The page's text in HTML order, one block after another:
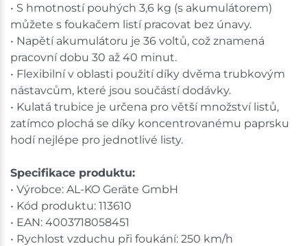
• S hmotností pouhých 3,6 kg (s akumulátorem)
můžete s foukačem listí pracovat bez únavy.
• Napětí akumulátoru je 36 voltů, což znamená
pracovní dobu 30 až 40 minut.
• Flexibilní v oblasti použití díky dvěma trubkovým
nástavcům, které jsou součástí dodávky.
• Kulatá trubice je určena pro větší množství listů,
zatímco plochá se díky koncentrovanému paprsku
hodí nejlépe pro jednotlivé listy.
Specifikace produktu:
• Výrobce: AL-KO Geräte GmbH
• Kód produktu: 113610
• EAN: 4003718058451
• Rychlost vzduchu při foukání: 250 km/h